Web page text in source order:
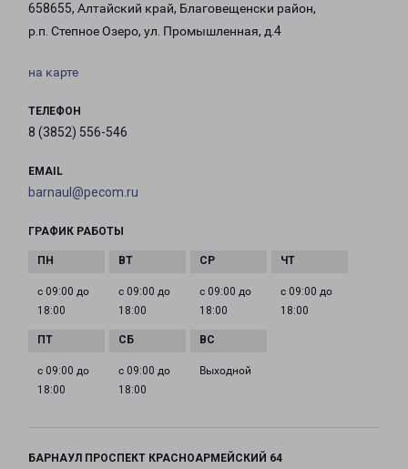
658655, Алтайский край, Благовещенски район,
р.п. Степное Озеро, ул. Промышленная, д.4
на карте
ТЕЛЕФОН
8 (3852) 556-546
EMAIL
barnaul@pecom.ru
ГРАФИК РАБОТЫ
с 09:00 до
18:00
с 09:00 до
18:00
с 09:00 до
18:00
с 09:00 до
18:00
с 09:00 до
18:00
с 09:00 до
18:00
Выходной
БАРНАУЛ ПРОСПЕКТ КРАСНОАРМЕЙСКИЙ 64